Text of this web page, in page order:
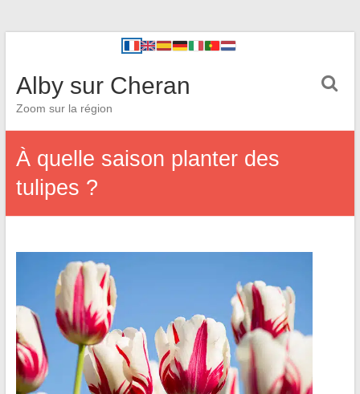
Alby sur Cheran
Zoom sur la région
À quelle saison planter des
tulipes ?